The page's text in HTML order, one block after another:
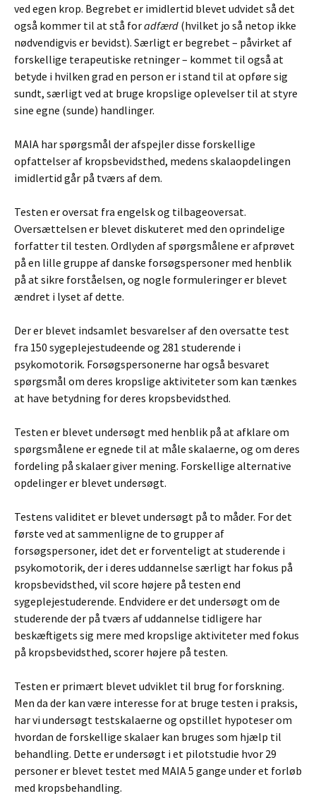
ved egen krop. Begrebet er imidlertid blevet udvidet så det
også kommer til at stå foradfærd (hvilket jo så netop ikke
nødvendigvis er bevidst). Særligt er begrebet – påvirket af
forskellige terapeutiske retninger – kommet til også at
betyde i hvilken grad en person er i stand til at opføre sig
sundt, særligt ved at bruge kropslige oplevelser til at styre
sine egne (sunde) handlinger.
MAIA har spørgsmål der afspejler disse forskellige
opfattelser af kropsbevidsthed, medens skalaopdelingen
imidlertid går på tværs af dem.
Testen er oversat fra engelsk og tilbageoversat.
Oversættelsen er blevet diskuteret med den oprindelige
forfatter til testen. Ordlyden af spørgsmålene er afprøvet
på en lille gruppe af danske forsøgspersoner med henblik
på at sikre forståelsen, og nogle formuleringer er blevet
ændret i lyset af dette.
Der er blevet indsamlet besvarelser af den oversatte test
fra 150 sygeplejestudeende og 281 studerende i
psykomotorik. Forsøgspersonerne har også besvaret
spørgsmål om deres kropslige aktiviteter som kan tænkes
at have betydning for deres kropsbevidsthed.
Testen er blevet undersøgt med henblik på at afklare om
spørgsmålene er egnede til at måle skalaerne, og om deres
fordeling på skalaer giver mening. Forskellige alternative
opdelinger er blevet undersøgt.
Testens validitet er blevet undersøgt på to måder. For det
første ved at sammenligne de to grupper af
forsøgspersoner, idet det er forventeligt at studerende i
psykomotorik, der i deres uddannelse særligt har fokus på
kropsbevidsthed, vil score højere på testen end
sygeplejestuderende. Endvidere er det undersøgt om de
studerende der på tværs af uddannelse tidligere har
beskæftigets sig mere med kropslige aktiviteter med fokus
på kropsbevidsthed, scorer højere på testen.
Testen er primært blevet udviklet til brug for forskning.
Men da der kan være interesse for at bruge testen i praksis,
har vi undersøgt testskalaerne og opstillet hypoteser om
hvordan de forskellige skalaer kan bruges som hjælp til
behandling. Dette er undersøgt i et pilotstudie hvor 29
personer er blevet testet med MAIA 5 gange under et forløb
med kropsbehandling.